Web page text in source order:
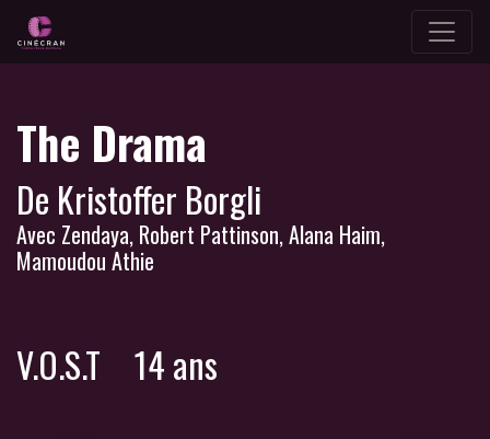
The Drama
De Kristoffer Borgli
Avec Zendaya, Robert Pattinson, Alana Haim,
Mamoudou Athie
V.O.S.T 14 ans